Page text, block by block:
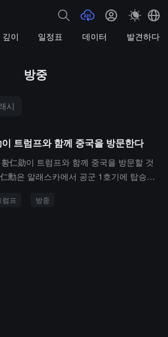
깊이 일정표 데이터 발견하다
방중
시
트럼프와 함께 중국을 방문한다
仁勋이 트럼프와 함께 중국을 방문할 것
勳은 알래스카에서 공군 1호기에 탑승하
럼프 방중